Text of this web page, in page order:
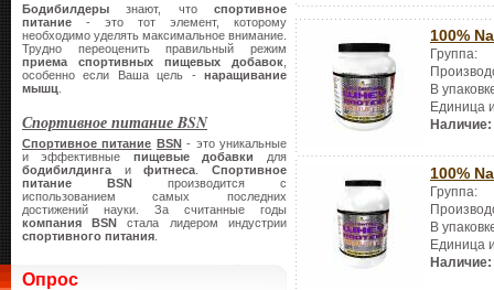
Бодибилдеры знают, что спортивное
питание - это тот элемент, которому
необходимо уделять максимальное внимание.
Трудно переоценить правильный режим
приема спортивных пищевых добавок
особенно если Ваша цель - наращивание
мышц
Спортивное питание BSN
Спортивное питание BSN- это уникальные
и эффективные пищевые добавки
для
бодибилдинга ифитнеса .Спортивное
питание
BSN производится с
использованием самых последних
достижений науки. За считанные годы
компания
BSN стала лидером индустрии
спортивного питания
Опрос
100%
Группа:
В
Единица
Наличие:
100%
Группа:
В
Единица
Наличие: